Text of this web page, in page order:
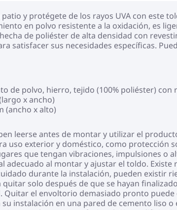
y protégete de los rayos UVA con este
en polvo resistente a la oxidación, es
de poliéster de alta densidad con
satisfacer sus necesidades específicas.
de polvo, hierro, tejido (100% poliéster) con
x ancho)
(ancho x alto)
leerse antes de montar y utilizar el
uso exterior y doméstico, como protección
que tengan vibraciones, impulsiones o
adecuado al montar y ajustar el toldo.
durante la instalación, pueden existir
solo después de que se hayan
el envoltorio demasiado pronto
instalación en una pared de cemento liso